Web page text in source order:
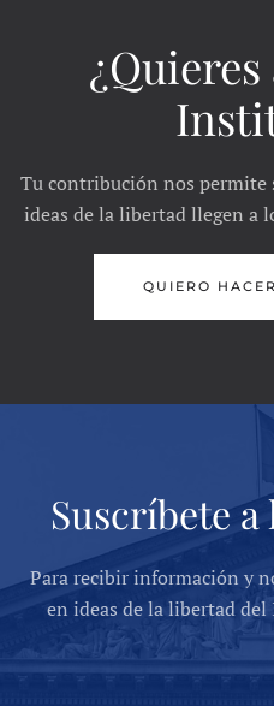
Tu contribución nos permite
ideas de la libertad llegen a
QUIERO
Suscríbete
Para recibir información y
en ideas de la libertad